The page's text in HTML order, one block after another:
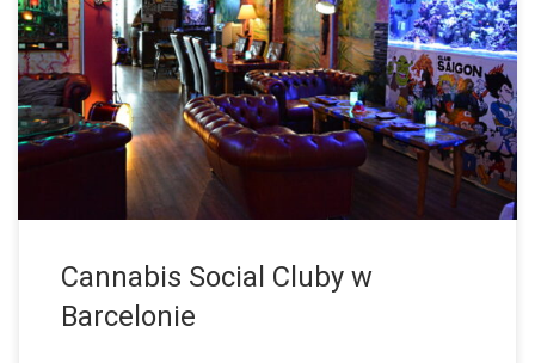
Czy To Już Koniec Klubów Kannabisowych w Europejskiej Mekce
Marihuany? Orzeczenie Sądu Najwyższego Katalonii może
oznaczać koniec klubów społecznych zajmujących się handlem
marihuaną. Od momentu wejścia w życie wyroku, katalońskie […]
Cannabis Social Cluby w
Barcelonie